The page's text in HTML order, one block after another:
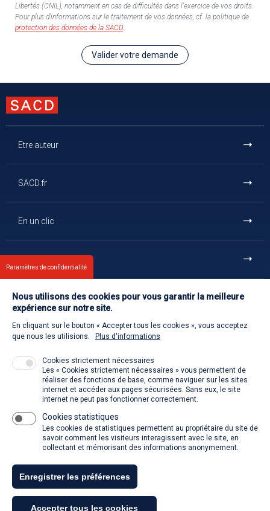
Libertés (CNIL), notamment en cas de difficultés dans l’exercice de vos droits.
Pour plus d’informations sur le traitement de vos données, cf. la politique de
protection des données de la SACD.
Valider votre demande
Etre auteur
SACD.fr
En un clic
La SACD partout, quand vous voulez
Contact
Retour à l'accueil
Venir à la SACD
Tous droits réservés - SACD 2021
Paramètres de confidentialité
Nous utilisons des cookies pour vous garantir la meilleure
expérience sur notre site.
En cliquant sur le bouton « Accepter tous les cookies », vous acceptez
que nous les utilisions.
Plus d'informations
Cookies strictement nécessaires
Les « Cookies strictement nécessaires » vous permettent de
réaliser des fonctions de base, comme naviguer sur les sites
internet et accéder aux pages sécurisées. Sans eux, le site
internet ne peut pas fonctionner correctement.
Cookies statistiques
Les cookies de statistiques permettent au propriétaire du site de
savoir comment les visiteurs interagissent avec le site, en
collectant et mémorisant des informations anonymement.
Enregistrer les préférences
Accepter tous les cookies